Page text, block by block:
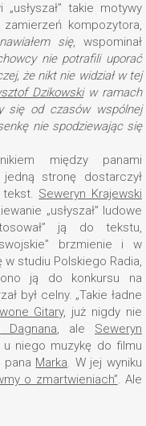
takie motywy
kompozytora,
się, wspominał
nie potrafili uporać
że nikt nie widział w tej
Dzikowskiw ramach
się od czasów wspólnej
nie spodziewając się
między panami
stronę dostarczył
Seweryn Krajewski
„usłyszał” ludowe
ją do tekstu,
brzmienie i w
w studiu Polskiego Radia,
ją do konkursu na
był celny. „Takie ładne
Gitary, już nigdy nie
Dagnana, ale Seweryn
niego muzykę do filmu
pana Marka. W jej wyniku
o zmartwieniach”. Ale